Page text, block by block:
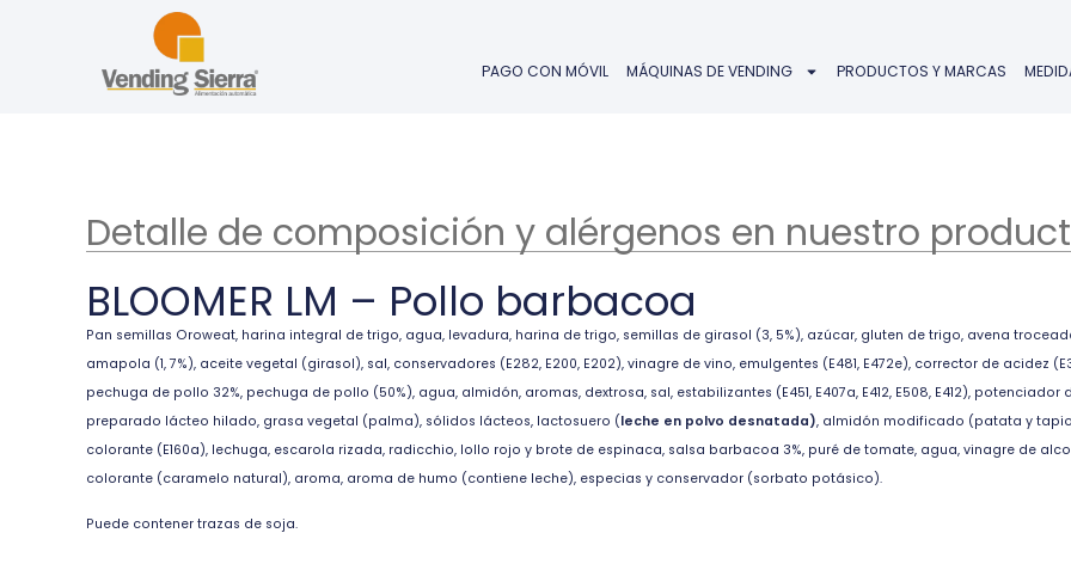
PAGO CON MÓVIL MÁQUINAS DE VENDING PRODUCTOS Y MARCAS
Detalle de composición y alérgenos en nuestro
BLOOMER LM – Pollo barbacoa
Pan semillas Oroweat, harina integral de trigo, agua, levadura, harina de trigo, semillas de girasol (3, 5%), azúcar, gluten de trigo, avena
amapola (1, 7%), aceite vegetal (girasol), sal, conservadores (E282, E200, E202), vinagre de vino, emulgentes (E481, E472e), corrector de acidez
pechuga de pollo 32%, pechuga de pollo (50%), agua, almidón, aromas, dextrosa, sal, estabilizantes (E451, E407a, E412, E508, E412),
preparado lácteo hilado, grasa vegetal (palma), sólidos lácteos, lactosuero (leche en polvo desnatada), almidón modificado (patata y
colorante (E160a), lechuga, escarola rizada, radicchio, lollo rojo y brote de espinaca, salsa barbacoa 3%, puré de tomate, agua, vinagre de
colorante (caramelo natural), aroma, aroma de humo (contiene leche), especias y conservador (sorbato potásico).
Puede contener trazas de soja.